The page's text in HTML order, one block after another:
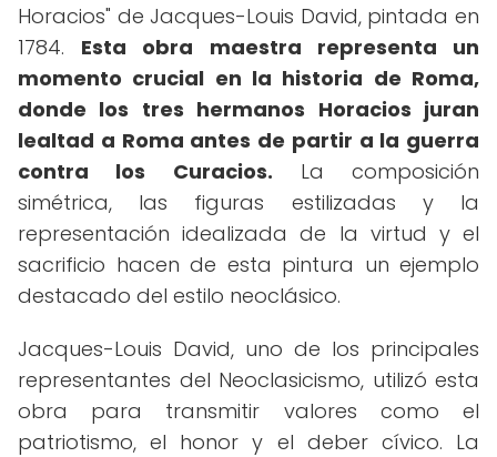
Horacios" de Jacques-Louis David, pintada en
1784. Esta obra maestra representa un
momento crucial en la historia de Roma,
donde los tres hermanos Horacios juran
lealtad a Roma antes de partir a la guerra
contra los Curacios. La composición
simétrica, las figuras estilizadas y la
representación idealizada de la virtud y el
sacrificio hacen de esta pintura un ejemplo
destacado del estilo neoclásico.
Jacques-Louis David, uno de los principales
representantes del Neoclasicismo, utilizó esta
obra para transmitir valores como el
patriotismo, el honor y el deber cívico. La